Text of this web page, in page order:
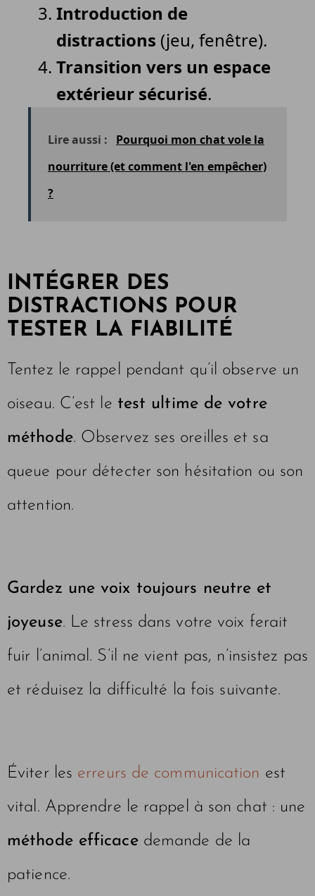
Introduction de
distractions (jeu, fenêtre).
Transition vers un espace
extérieur sécurisé.
Lire aussi :
Pourquoi mon chat vole la
nourriture (et comment l'en empêcher)
?
INTÉGRER DES
DISTRACTIONS POUR
TESTER LA FIABILITÉ
Tentez le rappel pendant qu’il observe un
oiseau. C’est le test ultime de votre
méthode. Observez ses oreilles et sa
queue pour détecter son hésitation ou son
attention.
Gardez une voix toujours neutre et
joyeuse. Le stress dans votre voix ferait
fuir l’animal. S’il ne vient pas, n’insistez pas
et réduisez la difficulté la fois suivante.
Éviter les erreurs de communication est
vital. Apprendre le rappel à son chat : une
méthode efficacedemande de la
patience.